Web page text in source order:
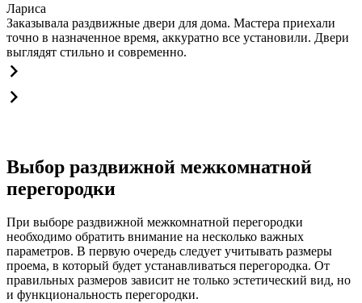
Лариса
Заказывала раздвижные двери для дома. Мастера приехали
точно в назначенное время, аккуратно все установили. Двери
выглядят стильно и современно.
Выбор раздвижной межкомнатной
перегородки
При выборе раздвижной межкомнатной перегородки
необходимо обратить внимание на несколько важных
параметров. В первую очередь следует учитывать размеры
проема, в который будет устанавливаться перегородка. От
правильных размеров зависит не только эстетический вид, но
и функциональность перегородки.